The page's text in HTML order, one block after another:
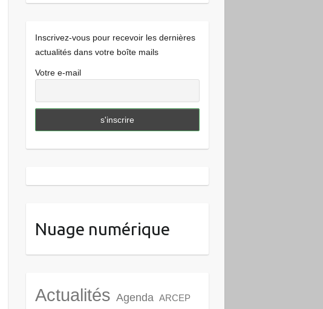
Inscrivez-vous pour recevoir les dernières
actualités dans votre boîte mails
Votre e-mail
Nuage numérique
Actualités Agenda ARCEP